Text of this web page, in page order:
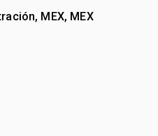
MEX, MEX